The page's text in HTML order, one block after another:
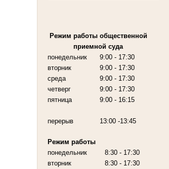
Режим работыобщественной
приемной суда
понедельник
вторник
среда
четверг
пятница
9:00 - 17:30
9:00 - 17:30
9:00 - 17:30
9:00 - 17:30
9:00 - 16:15
перерыв 13:00 -13:45
Режим работы
понедельник
вторник
8:30 - 17:30
8:30 - 17:30